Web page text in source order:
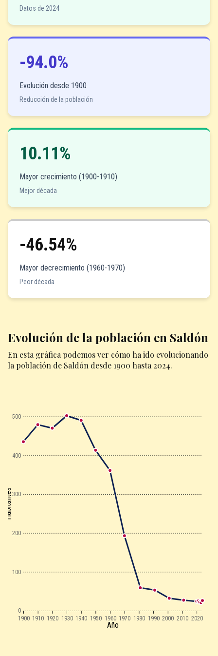
Datos de 2024
-94.0%
Evolución desde 1900
Reducción de la población
10.11%
Mayor crecimiento (1900-1910)
Mejor década
-46.54%
Mayor decrecimiento (1960-1970)
Peor década
Evolución de la población en Saldón
En esta gráfica podemos ver cómo ha ido evolucionando
la población de Saldón desde 1900 hasta 2024.
1900 1910 1920 1930 1940 1950 1960 1970 1980 1990 2000 2010 2020
0
100
200
300
400
500
Año
Habitantes